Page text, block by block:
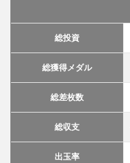
総投資
総獲得メダル
総差枚数
総収支
出玉率